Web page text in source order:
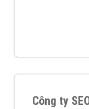
Công ty